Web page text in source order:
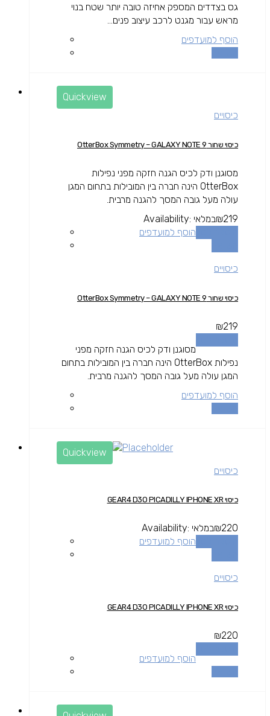
גס בצדדים המספק אחיזה טובה יותר שטח בנוי
מראש עבור מגנט לרכב עיצוב פנים...
הוסף למועדפים
Quickview
כיסויים
כיסוי שחור OtterBox Symmetry – GALAXY NOTE 9
מסוגנן ודק לכיס הגנה חזקה מפני נפילות
OtterBox הינה חברה בין המובילות בתחום המגן
עולה מעל גובה המסך להגנה מרבית.
₪219
Availability: במלאי
הוסף למועדפים
כיסויים
כיסוי שחור OtterBox Symmetry – GALAXY NOTE 9
₪219
מסוגנן ודק לכיס הגנה חזקה מפני
נפילות OtterBox הינה חברה בין המובילות בתחום
המגן עולה מעל גובה המסך להגנה מרבית.
הוסף למועדפים
Quickview
כיסויים
כיסוי GEAR4 D3O PICADILLY IPHONE XR
₪220
Availability: במלאי
הוסף למועדפים
כיסויים
כיסוי GEAR4 D3O PICADILLY IPHONE XR
₪220
הוסף למועדפים